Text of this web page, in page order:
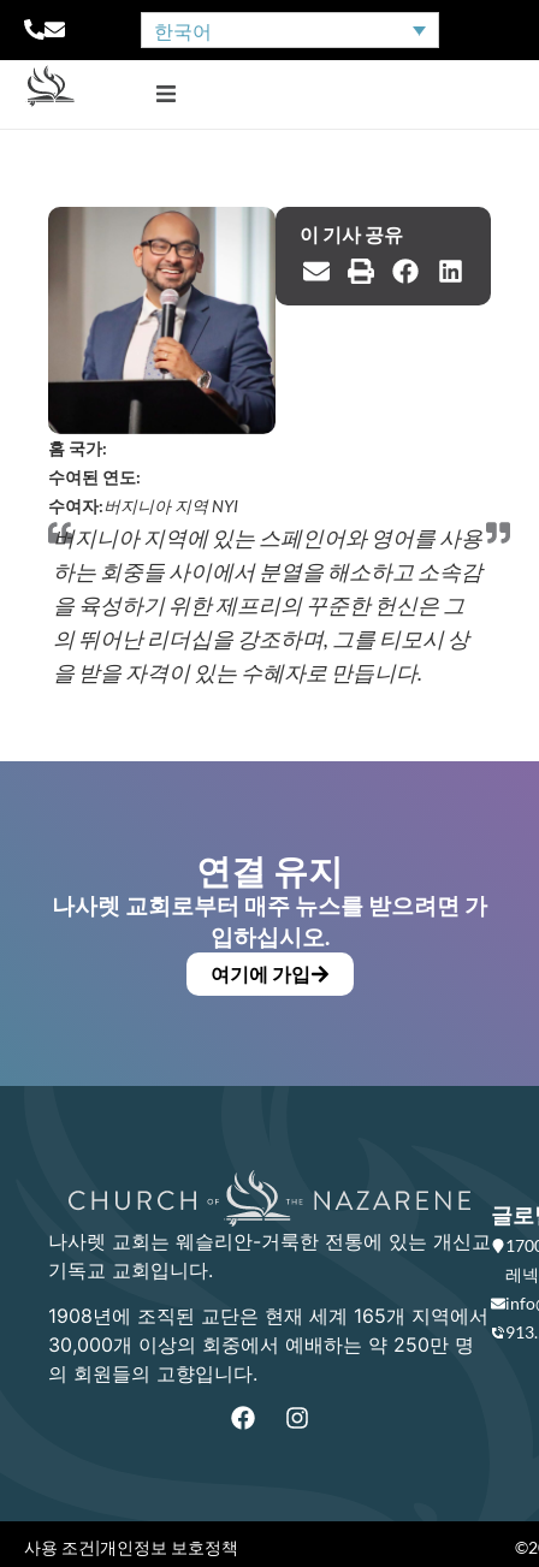
한국어
이 기사 공유
홈 국가:
수여된 연도:
수여자:버지니아 지역 NYI
버지니아 지역에 있는 스페인어와 영어를 사용
하는 회중들 사이에서 분열을 해소하고 소속감
을 육성하기 위한 제프리의 꾸준한 헌신은 그
의 뛰어난 리더십을 강조하며, 그를 티모시 상
을 받을 자격이 있는 수혜자로 만듭니다.
연결 유지
나사렛 교회로부터 매주 뉴스를 받으려면 가
입하십시오.
여기에 가입
나사렛 교회는 웨슬리안-거룩한 전통에 있는 개신교
기독교 교회입니다.
1908년에 조직된 교단은 현재 세계 165개 지역에서
30,000개 이상의 회중에서 예배하는 약 250만 명
의 회원들의 고향입니다.
글로
레
사용 조건|개인정보 보호정책